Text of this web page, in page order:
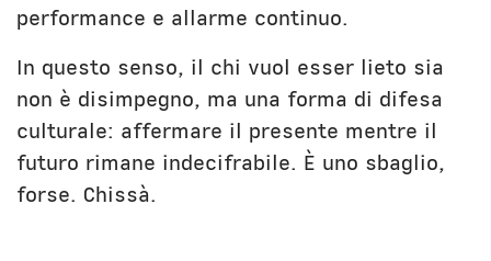
performance e allarme continuo.
In questo senso, il chi vuol esser lieto sia
non è disimpegno, ma una forma di difesa
culturale: affermare il presente mentre il
futuro rimane indecifrabile. È uno sbaglio,
forse. Chissà.